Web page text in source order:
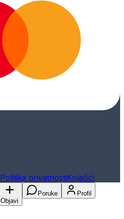
Politika privatnostiKolačići
Objavi
Poruke Profil